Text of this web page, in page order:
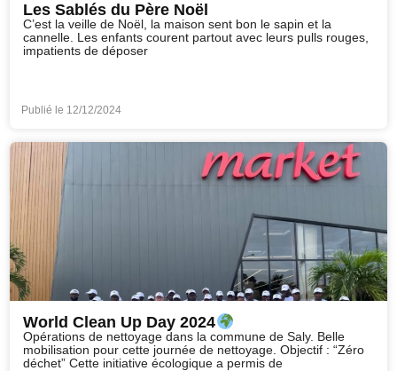
Les Sablés du Père Noël
C’est la veille de Noël, la maison sent bon le sapin et la
cannelle. Les enfants courent partout avec leurs pulls rouges,
impatients de déposer
Publié le 12/12/2024
World Clean Up Day 2024
Opérations de nettoyage dans la commune de Saly. Belle
mobilisation pour cette journée de nettoyage. Objectif : “Zéro
déchet” Cette initiative écologique a permis de